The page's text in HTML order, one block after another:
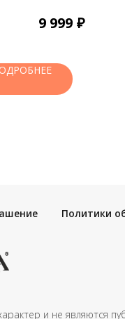
9 999 ₽
Политики
и не являются